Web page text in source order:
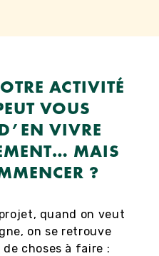
ACTIVITÉ
VOUS
VIVRE
MAIS
?
quand on veut
on se retrouve
choses à faire :